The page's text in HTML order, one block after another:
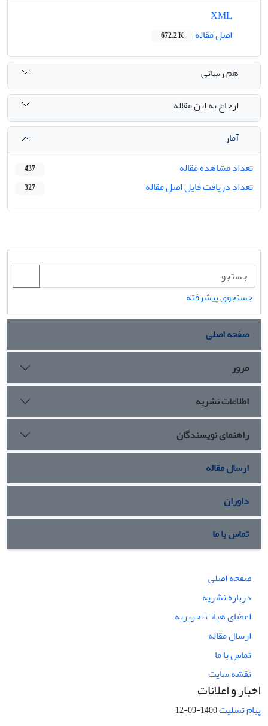
اصل مقاله
672.2 K
هم رسانی
ارجاع به این مقاله
آمار
تعداد مشاهده مقاله
437
تعداد دریافت فایل اصل مقاله 327
جستجوی پیشرفته
صفحه اصلی
مرور
اطلاعات نشریه
راهنمای نویسندگان
ارسال مقاله
داوران
تماس با ما
صفحه اصلی
درباره نشریه
اعضای هیات تحریریه
ارسال مقاله
تماس با ما
نقشه سایت
اخبار و اعلانات
پیام تسلیت1400-09-12